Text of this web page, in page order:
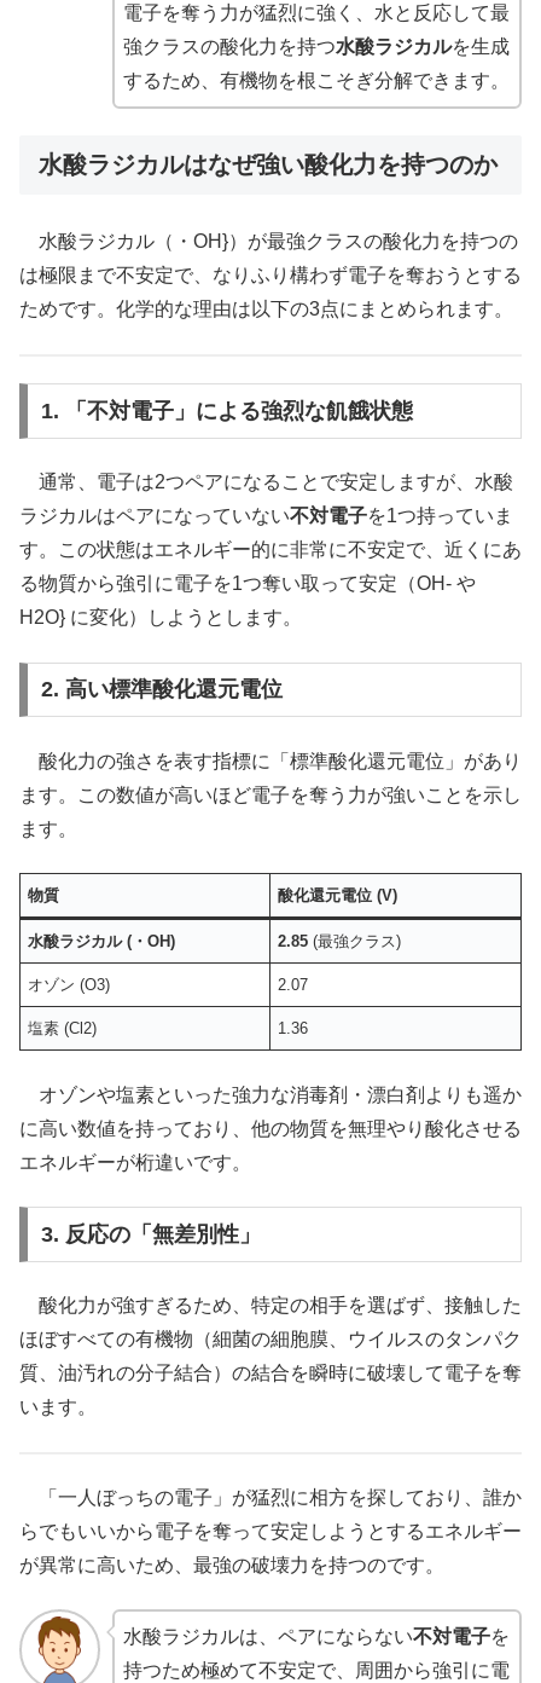
電子を奪う力が猛烈に強く、水と反応して最
強クラスの酸化力を持つ水酸ラジカルを生成
するため、有機物を根こそぎ分解できます。
水酸ラジカルはなぜ強い酸化力を持つのか
水酸ラジカル（・OH}）が最強クラスの酸化力を持つの
は極限まで不安定で、なりふり構わず電子を奪おうとする
ためです。化学的な理由は以下の3点にまとめられます。
1. 「不対電子」による強烈な飢餓状態
通常、電子は2つペアになることで安定しますが、水酸
ラジカルはペアになっていない不対電子を1つ持っていま
す。この状態はエネルギー的に非常に不安定で、近くにあ
る物質から強引に電子を1つ奪い取って安定（OH- や
H2O} に変化）しようとします。
2. 高い標準酸化還元電位
酸化力の強さを表す指標に「標準酸化還元電位」があり
ます。この数値が高いほど電子を奪う力が強いことを示し
ます。
物質 酸化還元電位 (V)
水酸ラジカル (・OH) 2.85 (最強クラス)
オゾン (O3) 2.07
塩素 (Cl2) 1.36
オゾンや塩素といった強力な消毒剤・漂白剤よりも遥か
に高い数値を持っており、他の物質を無理やり酸化させる
エネルギーが桁違いです。
3. 反応の「無差別性」
酸化力が強すぎるため、特定の相手を選ばず、接触した
ほぼすべての有機物（細菌の細胞膜、ウイルスのタンパク
質、油汚れの分子結合）の結合を瞬時に破壊して電子を奪
います。
「一人ぼっちの電子」が猛烈に相方を探しており、誰か
らでもいいから電子を奪って安定しようとするエネルギー
が異常に高いため、最強の破壊力を持つのです。
水酸ラジカルは、ペアにならない不対電子を
持つため極めて不安定で、周囲から強引に電